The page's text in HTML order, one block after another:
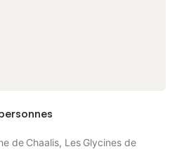
de Chaalis, Les Glycines de